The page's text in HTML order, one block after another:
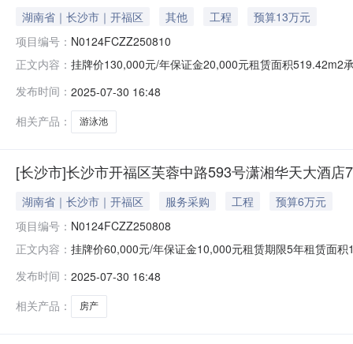
湖南省｜长沙市｜开福区 其他 工程
预算13万元
项目编号： N0124FCZZ250810
正文内容： 挂牌价130,000元/年保证金20,000元租赁面积519.42m2
福区芙蓉中路一段593号湖南国际金融大厦基本属性标的
发布时间： 2025-07-30 16:48
相关产品：
游泳池
[长沙市]长沙市开福区芙蓉中路593号潇湘华天大酒店
湖南省｜长沙市｜开福区 服务采购 工程
预算6万元
项目编号： N0124FCZZ250808
正文内容： 挂牌价60,000元/年保证金10,000元租赁期限5年租赁面
落开福区芙蓉中路一段593号湖南国际金融大厦基本属性
发布时间： 2025-07-30 16:48
相关产品：
房产